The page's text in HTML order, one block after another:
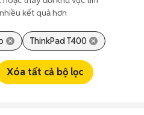
kết quả hơn
ThinkPad T400
Xóa tất cả bộ lọc